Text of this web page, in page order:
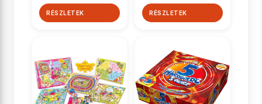
RÉSZLETEK RÉSZLETEK